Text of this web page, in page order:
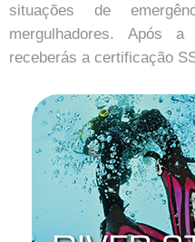
situações de
mergulhadores. Após
receberás a certificação